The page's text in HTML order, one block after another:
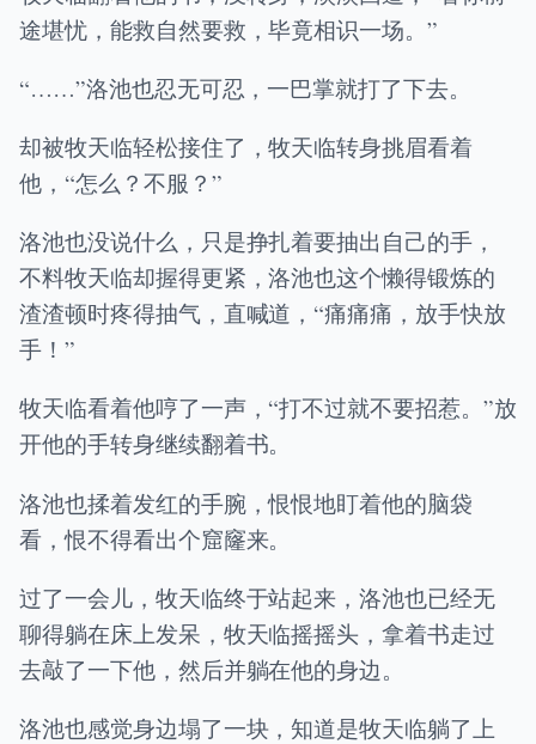
途堪忧，能救自然要救，毕竟相识一场。”
“……”洛池也忍无可忍，一巴掌就打了下去。
却被牧天临轻松接住了，牧天临转身挑眉看着
他，“怎么？不服？”
洛池也没说什么，只是挣扎着要抽出自己的手，
不料牧天临却握得更紧，洛池也这个懒得锻炼的
渣渣顿时疼得抽气，直喊道，“痛痛痛，放手快放
手！”
牧天临看着他哼了一声，“打不过就不要招惹。”放
开他的手转身继续翻着书。
洛池也揉着发红的手腕，恨恨地盯着他的脑袋
看，恨不得看出个窟窿来。
过了一会儿，牧天临终于站起来，洛池也已经无
聊得躺在床上发呆，牧天临摇摇头，拿着书走过
去敲了一下他，然后并躺在他的身边。
洛池也感觉身边塌了一块，知道是牧天临躺了上